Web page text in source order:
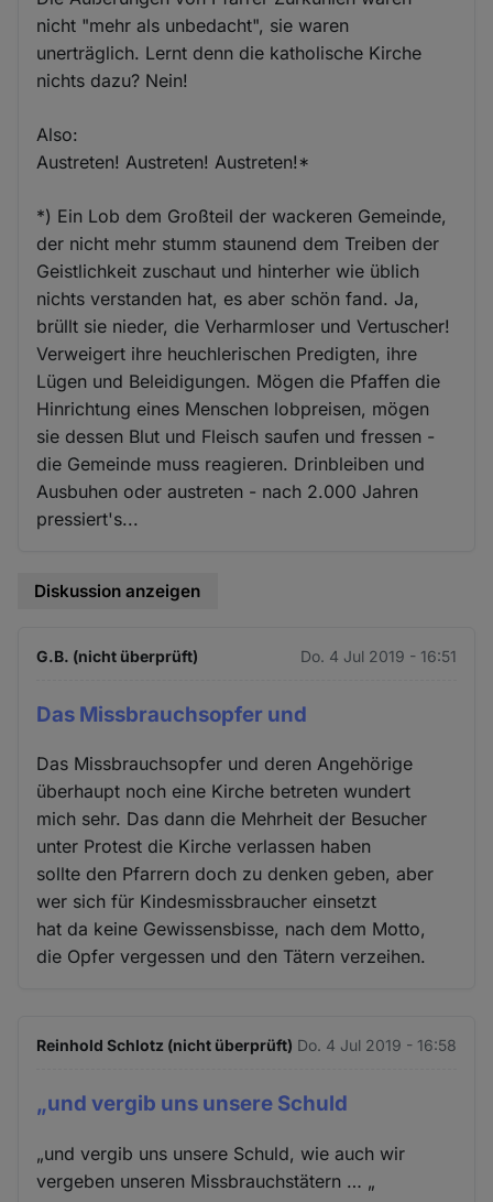
nicht "mehr als unbedacht", sie waren
unerträglich. Lernt denn die katholische Kirche
nichts dazu? Nein!
Also:
Austreten! Austreten! Austreten!*
*) Ein Lob dem Großteil der wackeren Gemeinde,
der nicht mehr stumm staunend dem Treiben der
Geistlichkeit zuschaut und hinterher wie üblich
nichts verstanden hat, es aber schön fand. Ja,
brüllt sie nieder, die Verharmloser und Vertuscher!
Verweigert ihre heuchlerischen Predigten, ihre
Lügen und Beleidigungen. Mögen die Pfaffen die
Hinrichtung eines Menschen lobpreisen, mögen
sie dessen Blut und Fleisch saufen und fressen -
die Gemeinde muss reagieren. Drinbleiben und
Ausbuhen oder austreten - nach 2.000 Jahren
pressiert's...
Diskussion anzeigen
G.B. (nicht überprüft) Do. 4 Jul 2019 - 16:51
Das Missbrauchsopfer und
Das Missbrauchsopfer und deren Angehörige
überhaupt noch eine Kirche betreten wundert
mich sehr. Das dann die Mehrheit der Besucher
unter Protest die Kirche verlassen haben
sollte den Pfarrern doch zu denken geben, aber
wer sich für Kindesmissbraucher einsetzt
hat da keine Gewissensbisse, nach dem Motto,
die Opfer vergessen und den Tätern verzeihen.
Reinhold Schlotz (nicht überprüft) Do. 4 Jul 2019 - 16:58
„und vergib uns unsere Schuld
„und vergib uns unsere Schuld, wie auch wir
vergeben unseren Missbrauchstätern … „